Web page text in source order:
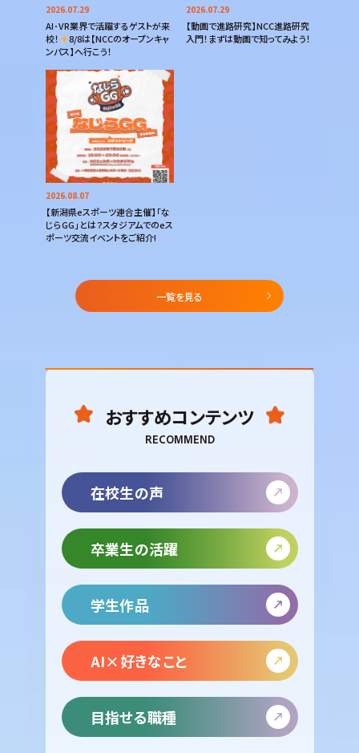
2026.07.29
AI･VR業界で活躍するゲストが来
校！
8/8は【NCCのオープンキャ
ンパス】へ行こう！
2026.07.29
【動画で進路研究】NCC進路研究
入門！まずは動画で知ってみよう！
2026.08.07
【新潟県eスポーツ連合主催】「な
じらGG」とは？スタジアムでのeス
ポーツ交流イベントをご紹介!
一覧を見る
おすすめコンテンツ
RECOMMEND
在校生の声
卒業生の活躍
学生作品
AI×好きなこと
目指せる職種